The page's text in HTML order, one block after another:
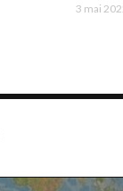
3 mai